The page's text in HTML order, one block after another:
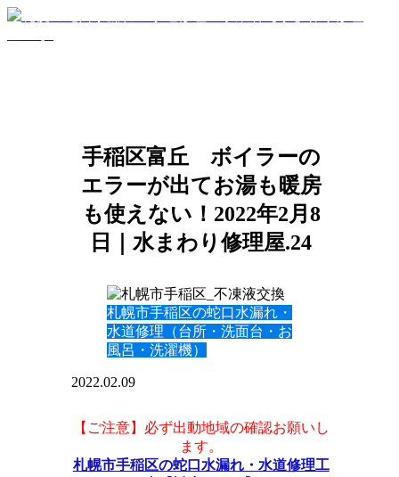
手稲区富丘 ボイラーの
エラーが出てお湯も暖房
も使えない！2022年2月8
日｜水まわり修理屋.24
札幌市手稲区の蛇口水漏れ・
水道修理（台所・洗面台・お
風呂・洗濯機）
2022.02.09
【ご注意】必ず出動地域の確認お願いし
ます。
札幌市手稲区の蛇口水漏れ・水道修理工